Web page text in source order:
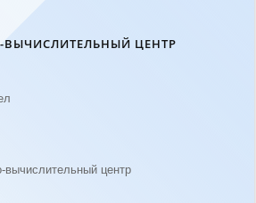
ЦЕНТР
вычислительный центр